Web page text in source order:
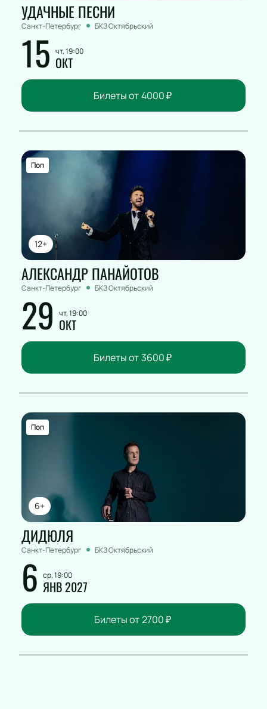
УДАЧНЫЕ ПЕСНИ
Санкт-Петербург БКЗ Октябрьский
15 чт, 19:00
ОКТ
Билеты от 4000₽
12+
Поп
АЛЕКСАНДР ПАНАЙОТОВ
Санкт-Петербург БКЗ Октябрьский
29 чт, 19:00
ОКТ
Билеты от 3600₽
6+
Поп
ДИДЮЛЯ
Санкт-Петербург БКЗ Октябрьский
6 ср, 19:00
ЯНВ 2027
Билеты от 2700₽